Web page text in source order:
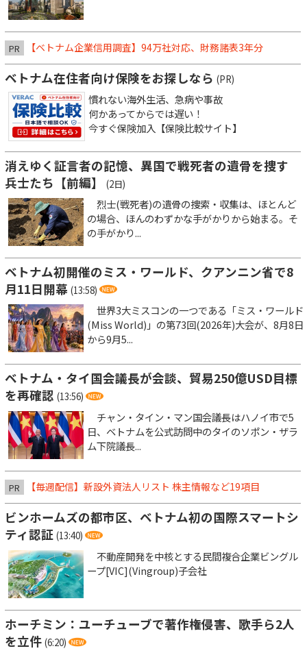
PR 【ベトナム企業信用調査】94万社対応、財務諸表3年分
ベトナム在住者向け保険をお探しなら (PR)
慣れない海外生活、急病や事故
何かあってからでは遅い！
今すぐ保険加入【保険比較サイト】
消えゆく証言者の記憶、異国で戦死者の遺骨を捜す
兵士たち【前編】
(2日)
烈士(戦死者)の遺骨の捜索・収集は、ほとんど
の場合、ほんのわずかな手がかりから始まる。そ
の手がかり...
ベトナム初開催のミス・ワールド、クアンニン省で8
月11日開幕 (13:58)
世界3大ミスコンの一つである「ミス・ワールド
(Miss World)」の第73回(2026年)大会が、8月8日
から9月5...
ベトナム・タイ国会議長が会談、貿易250億USD目標
を再確認 (13:56)
チャン・タイン・マン国会議長はハノイ市で5
日、ベトナムを公式訪問中のタイのソポン・ザラ
ム下院議長...
PR 【毎週配信】新設外資法人リスト 株主情報など19項目
ビンホームズの都市区、ベトナム初の国際スマートシ
ティ認証 (13:40)
不動産開発を中核とする民間複合企業ビングル
ープ[VIC](Vingroup)子会社
ホーチミン：ユーチューブで著作権侵害、歌手ら2人
を立件 (6:20)